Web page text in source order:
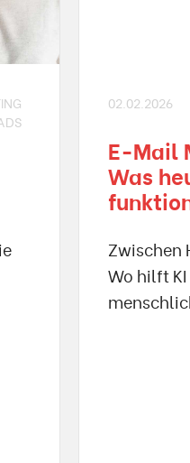
02.02.2026
E-Mail
Was
Zwischen
Wo hilft